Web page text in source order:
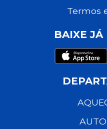
Termos
BAIXE JÁ